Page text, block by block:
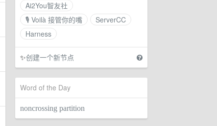
Ai2You智友社
🎙 Voilà 接管你的嘴
ServerCC
Harness
✨创建一个新节点
Word of the Day
noncrossing partition